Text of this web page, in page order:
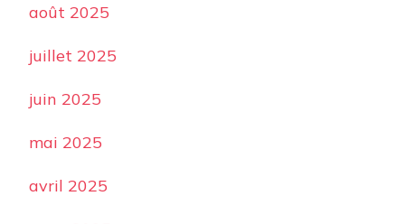
août 2025
juillet 2025
juin 2025
mai 2025
avril 2025